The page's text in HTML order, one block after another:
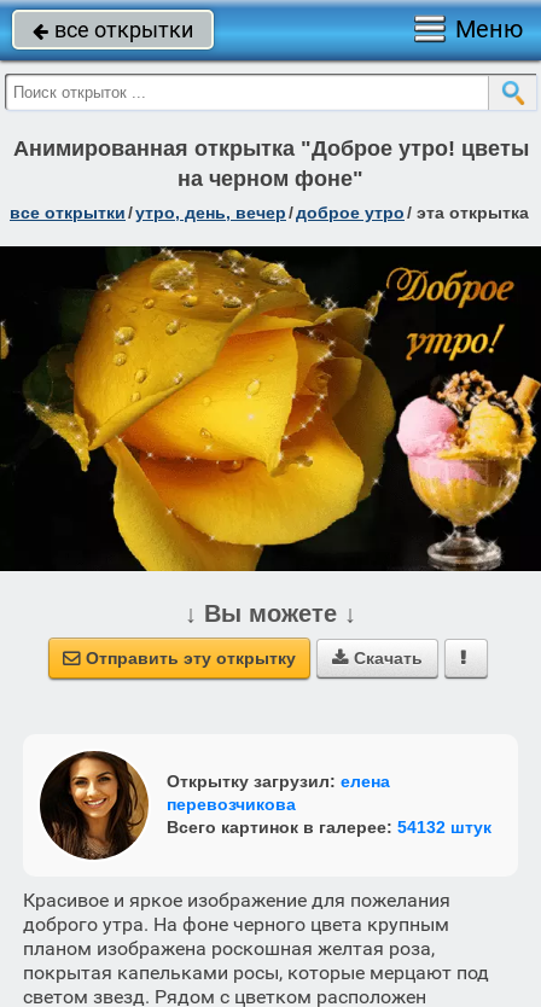
 все открытки Меню
Анимированная открытка "Доброе утро! цветы
на черном фоне"
все открытки/утро, день, вечер/доброе утро/ эта открытка
↓ Вы можете ↓
 Отправить эту открытку  Скачать 
Открытку загрузил: елена
перевозчикова
Всего картинок в галерее: 54132 штук
Красивое и яркое изображение для пожелания
доброго утра. На фоне черного цвета крупным
планом изображена роскошная желтая роза,
покрытая капельками росы, которые мерцают под
светом звезд. Рядом с цветком расположен